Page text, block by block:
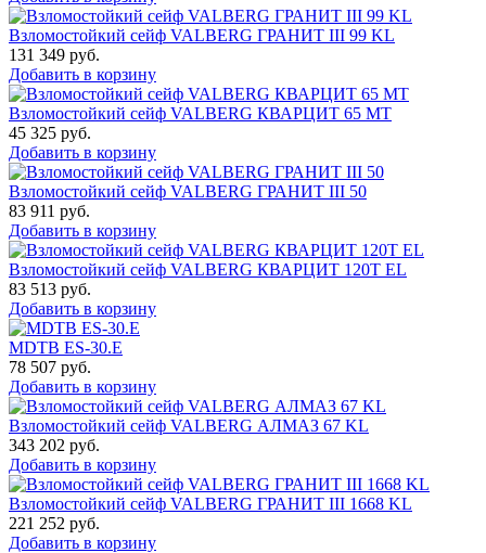
Взломостойкий сейф VALBERG ГРАНИТ III 99 KL
131 349 руб.
Добавить в корзину
Взломостойкий сейф VALBERG КВАРЦИТ 65 МТ
45 325 руб.
Добавить в корзину
Взломостойкий сейф VALBERG ГРАНИТ III 50
83 911 руб.
Добавить в корзину
Взломостойкий сейф VALBERG КВАРЦИТ 120Т EL
83 513 руб.
Добавить в корзину
MDTB ES-30.Е
78 507 руб.
Добавить в корзину
Взломостойкий сейф VALBERG АЛМАЗ 67 KL
343 202 руб.
Добавить в корзину
Взломостойкий сейф VALBERG ГРАНИТ III 1668 KL
221 252 руб.
Добавить в корзину